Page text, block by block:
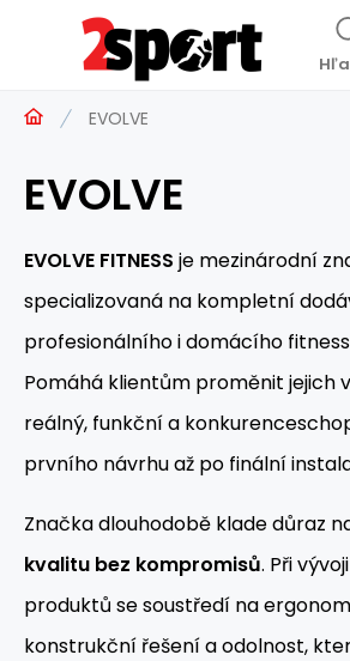
EVOLVE
EVOLVE
EVOLVE FITNESS je mezinárodní
specializovaná na kompletní
profesionálního i domácího
Pomáhá klientům proměnit jejich
reálný, funkční a
prvního návrhu až po finální
Značka dlouhodobě klade důraz
kvalitu bez kompromisů. Při
produktů se soustředí na
konstrukční řešení a odolnost,